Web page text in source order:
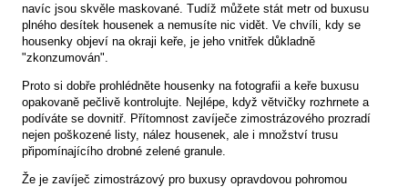
navíc jsou skvěle maskované. Tudíž můžete stát metr od buxusu
plného desítek housenek a nemusíte nic vidět. Ve chvíli, kdy se
housenky objeví na okraji keře, je jeho vnitřek důkladně
"zkonzumován".
Proto si dobře prohlédněte housenky na fotografii a keře buxusu
opakovaně pečlivě kontrolujte. Nejlépe, když větvičky rozhrnete a
podíváte se dovnitř. Přítomnost zavíječe zimostrázového prozradí
nejen poškozené listy, nález housenek, ale i množství trusu
připomínajícího drobné zelené granule.
Že je zavíječ zimostrázový pro buxusy opravdovou pohromou